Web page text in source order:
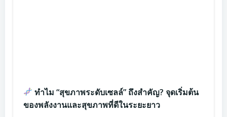
ทำไม “สุขภาพระดับเซลล์” ถึงสำคัญ? จุดเริ่มต้น
ของพลังงานและสุขภาพที่ดีในระยะยาว